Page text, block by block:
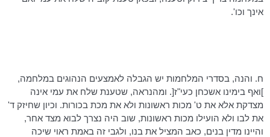
אינך וכו'.
ח. והנה, בסדרי המלחמות יש הגבלה לאמצעים הנהוגים במלחמה,
]ואף בימינו אשכחן כעי"ז[. ומהנראה, שטענת שלח את עמי אינה
מצדקת אלא את ט' מכות ראשונות ולא את מכת בכורות. וכיון שחיזק ד'
את לבו ולא הועילו מכות ראשונות, שוב היה נצרך לבוא מצד אחר,
והיינו מדין בנים, כאב המציל את בנו, ולגבי זה באמת ראוי שיכה